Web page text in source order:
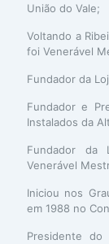
União do Vale;
Voltando a
foi Venerável
Fundador da
Fundador e
Instalados da
Fundador da
Venerável
Iniciou nos
em 1988 no
Presidente do